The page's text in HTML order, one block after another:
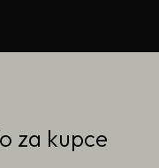
za kupce